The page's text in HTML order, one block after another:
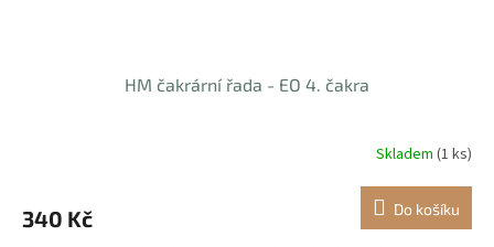
HM čakrární řada - EO 4. čakra
Skladem (1 ks)
340 Kč Do košíku